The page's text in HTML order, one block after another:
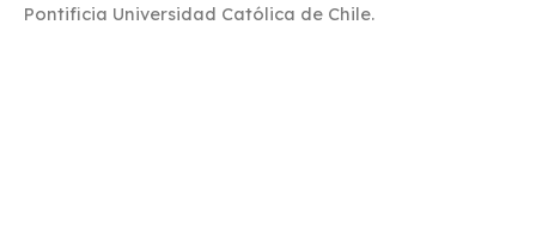
Pontificia Universidad Católica de Chile.